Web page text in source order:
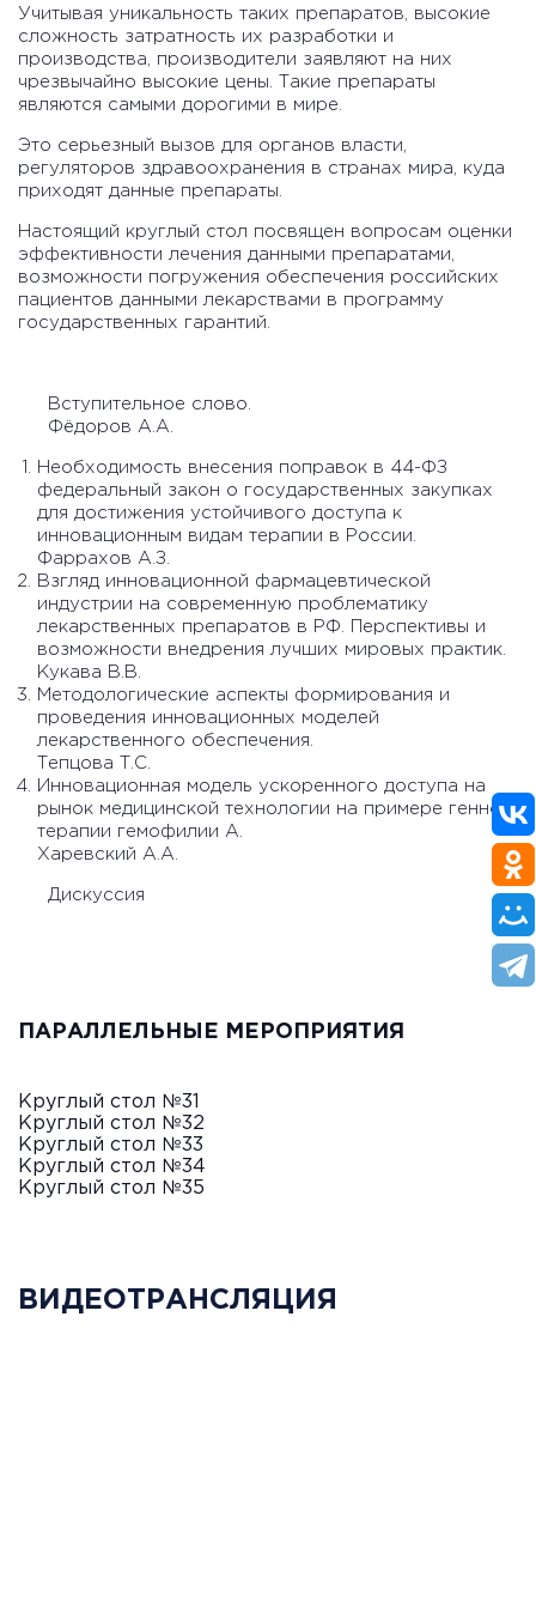
Учитывая уникальность таких препаратов, высокие
сложность затратность их разработки и
производства, производители заявляют на них
чрезвычайно высокие цены. Такие препараты
являются самыми дорогими в мире.
Это серьезный вызов для органов власти,
регуляторов здравоохранения в странах мира, куда
приходят данные препараты.
Настоящий круглый стол посвящен вопросам оценки
эффективности лечения данными препаратами,
возможности погружения обеспечения российских
пациентов данными лекарствами в программу
государственных гарантий.
Вступительное слово.
Фёдоров А.А.
Необходимость внесения поправок в 44-ФЗ
федеральный закон о государственных закупках
для достижения устойчивого доступа к
инновационным видам терапии в России.
Фаррахов А.З.
Взгляд инновационной фармацевтической
индустрии на современную проблематику
лекарственных препаратов в РФ. Перспективы и
возможности внедрения лучших мировых практик.
Кукава В.В.
Методологические аспекты формирования и
проведения инновационных моделей
лекарственного обеспечения.
Тепцова Т.С.
Инновационная модель ускоренного доступа на
рынок медицинской технологии на примере генной
терапии гемофилии А.
Харевский А.А.
Дискуссия
ПАРАЛЛЕЛЬНЫЕ МЕРОПРИЯТИЯ
Круглый стол №31
Круглый стол №32
Круглый стол №33
Круглый стол №34
Круглый стол №35
ВИДЕОТРАНСЛЯЦИЯ